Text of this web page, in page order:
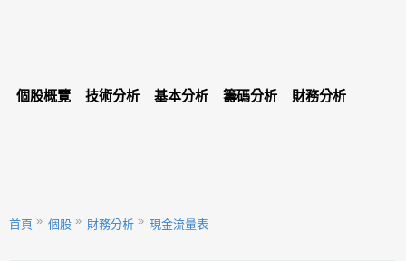
個股概覽 技術分析 基本分析 籌碼分析 財務分析
首頁 個股 財務分析 現金流量表